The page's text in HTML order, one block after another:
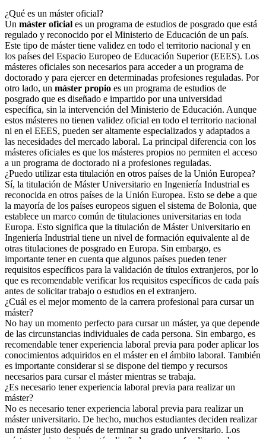
¿Qué es un máster oficial?
Un máster oficial es un programa de estudios de posgrado que está
regulado y reconocido por el Ministerio de Educación de un país.
Este tipo de máster tiene validez en todo el territorio nacional y en
los países del Espacio Europeo de Educación Superior (EEES). Los
másteres oficiales son necesarios para acceder a un programa de
doctorado y para ejercer en determinadas profesiones reguladas. Por
otro lado, un máster propio es un programa de estudios de
posgrado que es diseñado e impartido por una universidad
específica, sin la intervención del Ministerio de Educación. Aunque
estos másteres no tienen validez oficial en todo el territorio nacional
ni en el EEES, pueden ser altamente especializados y adaptados a
las necesidades del mercado laboral. La principal diferencia con los
másteres oficiales es que los másteres propios no permiten el acceso
a un programa de doctorado ni a profesiones reguladas.
¿Puedo utilizar esta titulación en otros países de la Unión Europea?
Sí, la titulación de Máster Universitario en Ingeniería Industrial es
reconocida en otros países de la Unión Europea. Esto se debe a que
la mayoría de los países europeos siguen el sistema de Bolonia, que
establece un marco común de titulaciones universitarias en toda
Europa. Esto significa que la titulación de Máster Universitario en
Ingeniería Industrial tiene un nivel de formación equivalente al de
otras titulaciones de posgrado en Europa. Sin embargo, es
importante tener en cuenta que algunos países pueden tener
requisitos específicos para la validación de títulos extranjeros, por lo
que es recomendable verificar los requisitos específicos de cada país
antes de solicitar trabajo o estudios en el extranjero.
¿Cuál es el mejor momento de la carrera profesional para cursar un
máster?
No hay un momento perfecto para cursar un máster, ya que depende
de las circunstancias individuales de cada persona. Sin embargo, es
recomendable tener experiencia laboral previa para poder aplicar los
conocimientos adquiridos en el máster en el ámbito laboral. También
es importante considerar si se dispone del tiempo y recursos
necesarios para cursar el máster mientras se trabaja.
¿Es necesario tener experiencia laboral previa para realizar un
máster?
No es necesario tener experiencia laboral previa para realizar un
máster universitario. De hecho, muchos estudiantes deciden realizar
un máster justo después de terminar su grado universitario. Los